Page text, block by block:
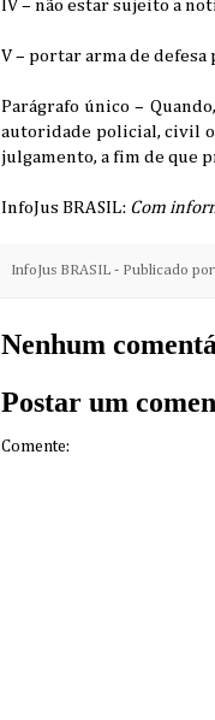
IV – não estar sujeito a
V – portar arma de defesa
Parágrafo único –
autoridade policial, civil
julgamento, a fim de que
InfoJus BRASIL: Com
InfoJus BRASIL - Publicado por
Nenhum
Postar um
Comente: